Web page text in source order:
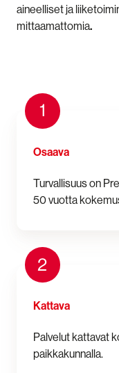
aineelliset ja
mittaamattomia.
1
Osaava
Turvallisuus on
50 vuotta
2
Kattava
Palvelut kattavat
paikkakunnalla.